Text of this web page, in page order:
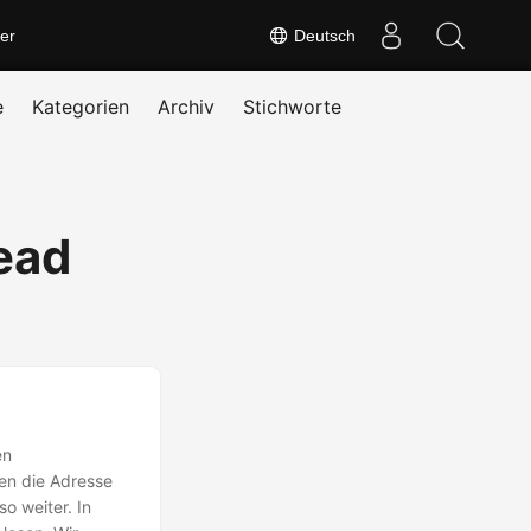
Deutsch
Kategorien Archiv Stichworte
die Adresse
weiter. In